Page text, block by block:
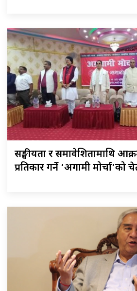
सङ्घीयता र समावेशितामाथि
प्रतिकार गर्ने ‘अग्रगामी मोर्चा’को